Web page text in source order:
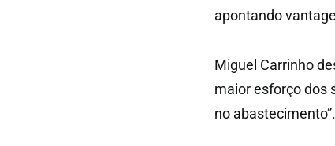
apontando
Miguel Carrinho
maior esforço dos
no abastecimento”.